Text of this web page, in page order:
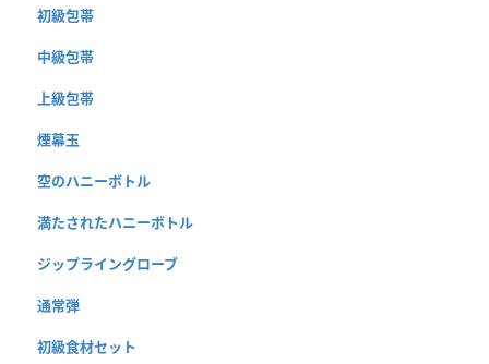
初級包帯
中級包帯
上級包帯
煙幕玉
空のハニーボトル
満たされたハニーボトル
ジップライングローブ
通常弾
初級食材セット